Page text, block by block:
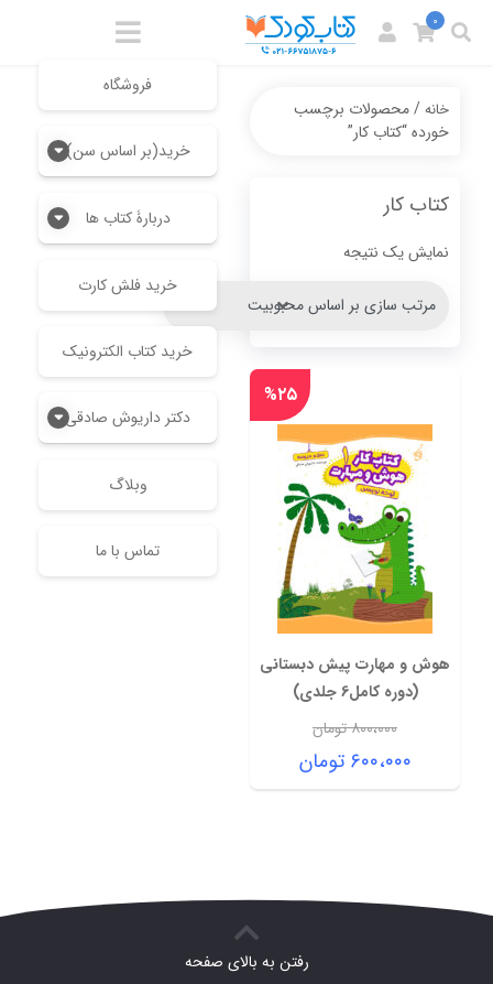
فروشگاه
خرید(بر اساس سن)
دربارۀ کتاب ها
خرید فلش کارت
خرید کتاب الکترونیک
دکتر داریوش صادقی
وبلاگ
تماس با ما
0
خانه/ محصولات برچسب
خورده “کتاب کار”
کتاب کار
نمایش یک نتیجه
هوش و مهارت پیش دبستانی
(دوره کامل6 جلدی)
۸۰۰،۰۰۰تومان
قیمت
اصلی:
۶۰۰،۰۰۰ تومان
قیمت
%۲۵
رفتن به بالای صفحه